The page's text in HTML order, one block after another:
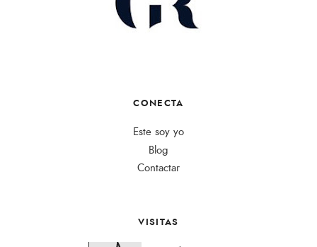
CONECTA
Este soy yo
Blog
Contactar
VISITAS